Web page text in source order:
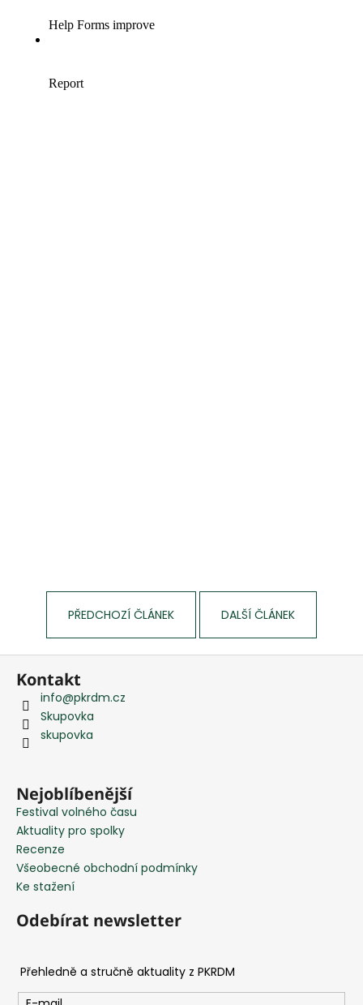
PŘEDCHOZÍ ČLÁNEK DALŠÍ ČLÁNEK
Z
Kontakt
info@pkrdm.cz
Skupovka
skupovka
Nejoblíbenější
Festival volného času
Aktuality pro spolky
Recenze
Všeobecné obchodní podmínky
Ke stažení
Odebírat newsletter